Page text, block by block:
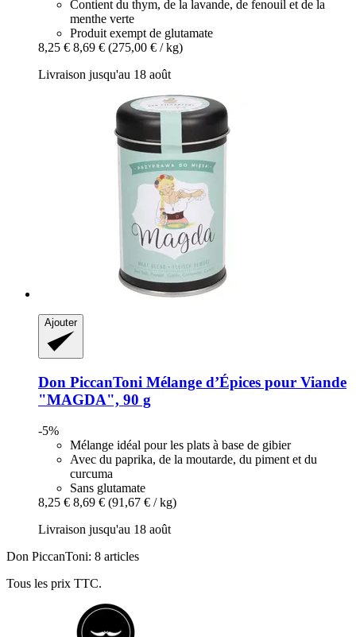
Contient du thym, de la lavande, de fenouil et de la
menthe verte
Produit exempt de glutamate
8,25 € 8,69 € (275,00 € / kg)
Livraison jusqu'au 18 août
Ajouter
Don PiccanToni Mélange d’Épices pour Viande
"MAGDA", 90 g
-5%
Mélange idéal pour les plats à base de gibier
Avec du paprika, de la moutarde, du piment et du
curcuma
Sans glutamate
8,25 € 8,69 € (91,67 € / kg)
Livraison jusqu'au 18 août
Don PiccanToni: 8 articles
Tous les prix TTC.